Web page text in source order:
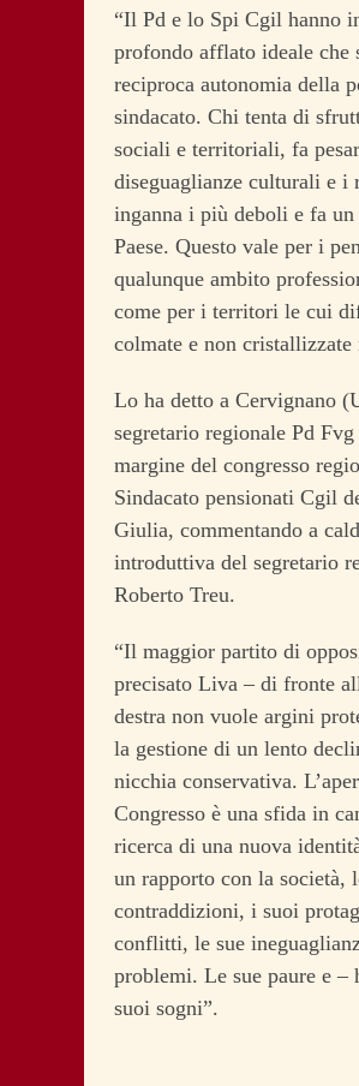
“Il Pd e lo Spi Cgil hanno
profondo afflato ideale che
reciproca autonomia della
sindacato. Chi tenta di
sociali e territoriali, fa
diseguaglianze culturali e i
inganna i più deboli e fa
Paese. Questo vale per i
qualunque ambito
come per i territori le cui
colmate e non cristallizzate
Lo ha detto a Cervignano
segretario regionale Pd
margine del congresso
Sindacato pensionati Cgil
Giulia, commentando a
introduttiva del segretario
Roberto Treu.
“Il maggior partito di
precisato Liva – di fronte
destra non vuole argini
la gestione di un lento
nicchia conservativa.
Congresso è una sfida in
ricerca di una nuova
un rapporto con la società,
contraddizioni, i suoi
conflitti, le sue
problemi. Le sue paure e –
suoi sogni”.